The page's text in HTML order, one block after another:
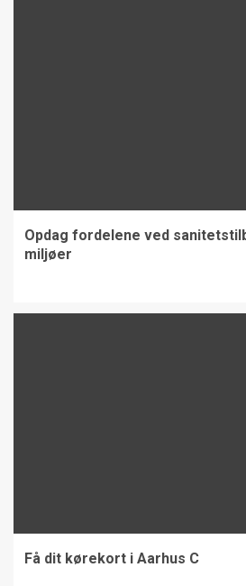
Opdag fordelene ved
miljøer
Få dit kørekort i Aarhus C